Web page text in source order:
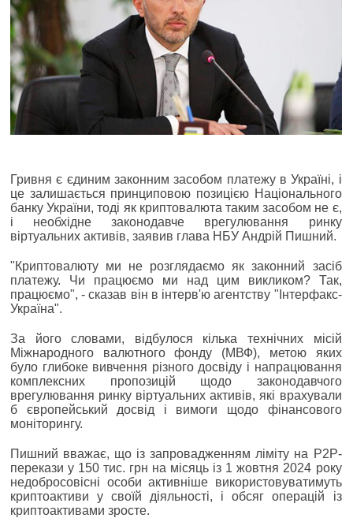
Гривня є єдиним законним засобом платежу в Україні, і
це залишається принциповою позицією Національного
банку України, тоді як криптовалюта таким засобом не є,
і необхідне законодавче врегулювання ринку
віртуальних активів, заявив глава НБУ Андрій Пишний.
"Криптовалюту ми не розглядаємо як законний засіб
платежу. Чи працюємо ми над цим викликом? Так,
працюємо", - сказав він в інтерв'ю агентству "Інтерфакс-
Україна".
За його словами, відбулося кілька технічних місій
Міжнародного валютного фонду (МВФ), метою яких
було глибоке вивчення різного досвіду і напрацювання
комплексних пропозицій щодо законодавчого
врегулювання ринку віртуальних активів, які врахували
б європейський досвід і вимоги щодо фінансового
моніторингу.
Пишний вважає, що із запровадженням ліміту на P2P-
перекази у 150 тис. грн на місяць із 1 жовтня 2024 року
недобросовісні особи активніше використовуватимуть
криптоактиви у своїй діяльності, і обсяг операцій із
криптоактивами зросте.